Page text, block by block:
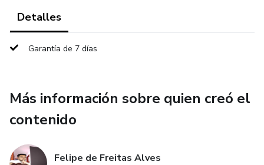
Detalles
Garantía de 7 días
Más información sobre quien creó el
contenido
Felipe de Freitas Alves